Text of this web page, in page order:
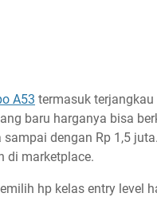
A53 termasuk
baru harganya bisa
sampai dengan Rp 1,5
di marketplace.
hp kelas entry level